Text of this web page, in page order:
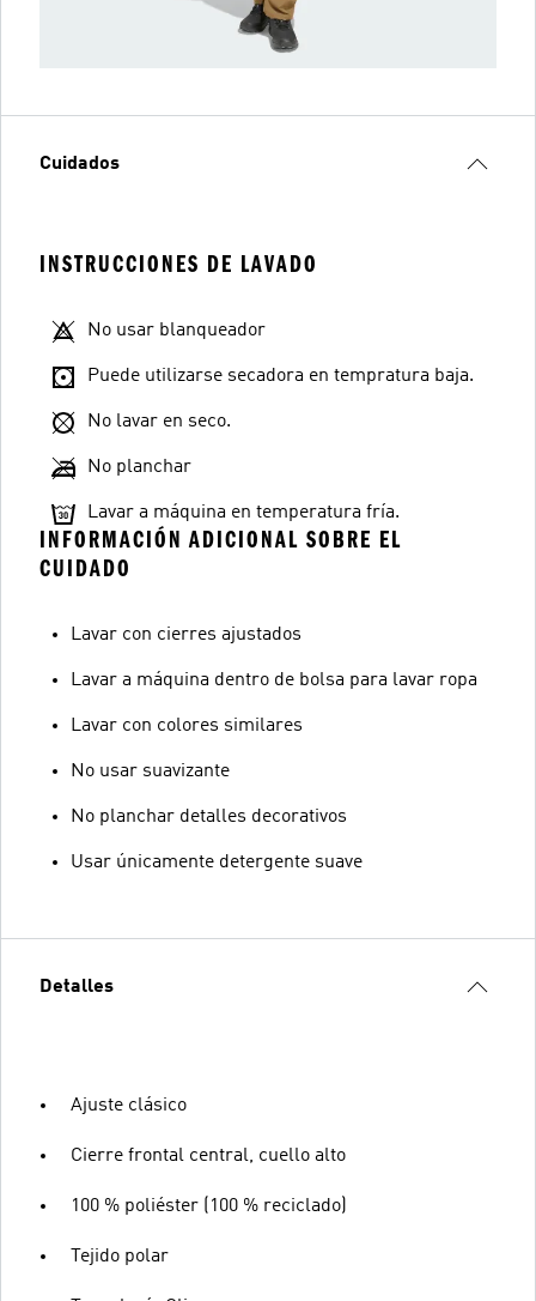
Cuidados
INSTRUCCIONES DE LAVADO
No usar blanqueador
Puede utilizarse secadora en tempratura baja.
No lavar en seco.
No planchar
Lavar a máquina en temperatura fría.
INFORMACIÓN ADICIONAL SOBRE EL
CUIDADO
Lavar con cierres ajustados
Lavar a máquina dentro de bolsa para lavar ropa
Lavar con colores similares
No usar suavizante
No planchar detalles decorativos
Usar únicamente detergente suave
Detalles
Ajuste clásico
Cierre frontal central, cuello alto
100 % poliéster (100 % reciclado)
Tejido polar